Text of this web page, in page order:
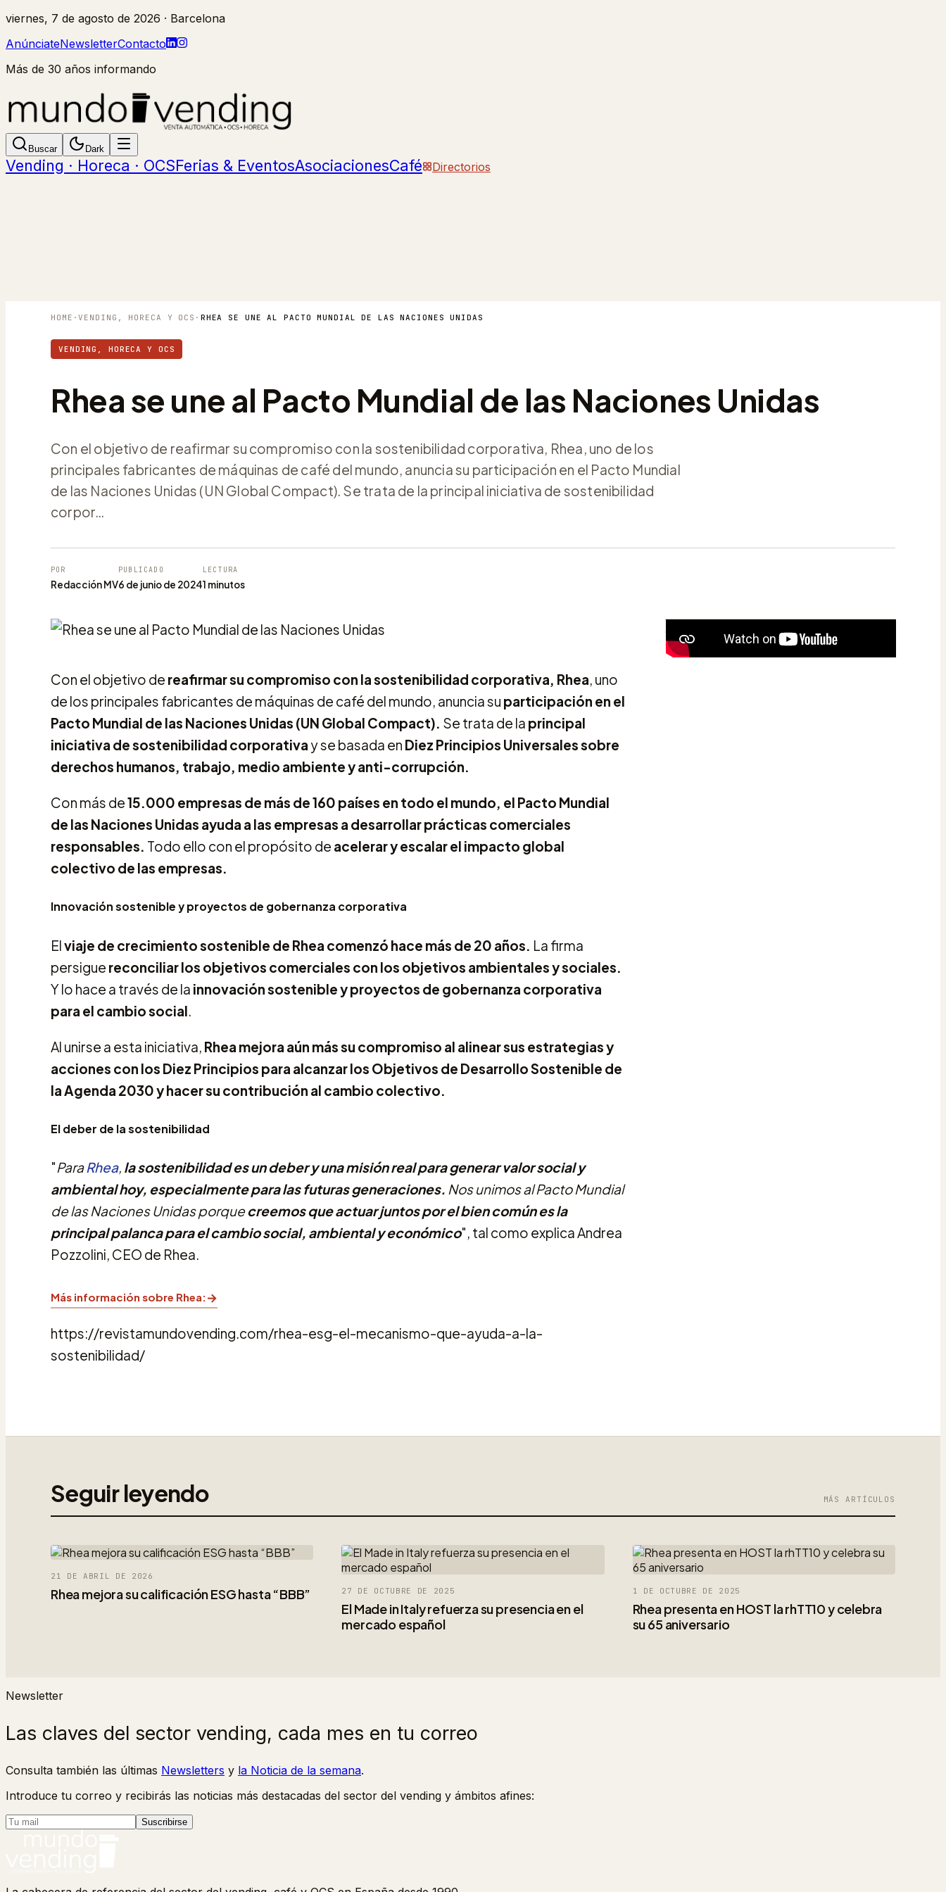
viernes, 7 de agosto de 2026 · Barcelona
AnúnciateNewsletterContacto
Más de 30 años informando
Buscar Dark
Vending · Horeca · OCSFerias & EventosAsociacionesCafé Directorios
HOME ·VENDING, HORECA Y OCS · RHEA SE UNE AL PACTO MUNDIAL DE LAS NACIONES UNIDAS
VENDING, HORECA Y OCS
Rhea se une al Pacto Mundial de las Naciones Unidas
Con el objetivo de reafirmar su compromiso con la sostenibilidad corporativa, Rhea, uno de los
principales fabricantes de máquinas de café del mundo, anuncia su participación en el Pacto Mundial
de las Naciones Unidas (UN Global Compact). Se trata de la principal iniciativa de sostenibilidad
corpor…
POR
Redacción MV
PUBLICADO
6 de junio de 2024
LECTURA
1 minutos
Con el objetivo de reafirmar su compromiso con la sostenibilidad corporativa, Rhea, uno
de los principales fabricantes de máquinas de café del mundo, anuncia su participación en el
Pacto Mundial de las Naciones Unidas (UN Global Compact). Se trata de la principal
iniciativa de sostenibilidad corporativa y se basada en Diez Principios Universales sobre
derechos humanos, trabajo, medio ambiente y anti-corrupción.
Con más de15.000 empresas de más de 160 países en todo el mundo, el Pacto Mundial
de las Naciones Unidas ayuda a las empresas a desarrollar prácticas comerciales
responsables. Todo ello con el propósito de acelerar y escalar el impacto global
colectivo de las empresas.
Innovación sostenible y proyectos de gobernanza corporativa
Elviaje de crecimiento sostenible de Rhea comenzó hace más de 20 años. La firma
persigue reconciliar los objetivos comerciales con los objetivos ambientales y sociales.
Y lo hace a través de la innovación sostenible y proyectos de gobernanza corporativa
para el cambio social.
Al unirse a esta iniciativa, Rhea mejora aún más su compromiso al alinear sus estrategias y
acciones con los Diez Principios para alcanzar los Objetivos de Desarrollo Sostenible de
la Agenda 2030 y hacer su contribución al cambio colectivo.
El deber de la sostenibilidad
"ParaRhea, la sostenibilidad es un deber y una misión real para generar valor social y
ambiental hoy, especialmente para las futuras generaciones. Nos unimos al Pacto Mundial
de las Naciones Unidas porquecreemos que actuar juntos por el bien común es la
principal palanca para el cambio social, ambiental y económico", tal como explica Andrea
Pozzolini, CEO de Rhea.
Más información sobre Rhea: →
https://revistamundovending.com/rhea-esg-el-mecanismo-que-ayuda-a-la-
sostenibilidad/
Seguir leyendo MÁS ARTÍCULOS
21 DE ABRIL DE 2026
Rhea mejora su calificación ESG hasta “BBB” 27 DE OCTUBRE DE 2025
El Made in Italy refuerza su presencia en el
mercado español
1 DE OCTUBRE DE 2025
Rhea presenta en HOST la rhTT10 y celebra
su 65 aniversario
Newsletter
Las claves del sector vending, cada mes en tu correo
Consulta también las últimas Newsletters y la Noticia de la semana.
Introduce tu correo y recibirás las noticias más destacadas del sector del vending y ámbitos afines:
Suscribirse